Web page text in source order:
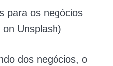
para os negócios
Unsplash)
dos negócios, o